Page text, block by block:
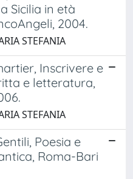
Sicilia in età
2004.
STEFANIA
Inscrivere e
e letteratura,
STEFANIA
Poesia e
Roma-Bari